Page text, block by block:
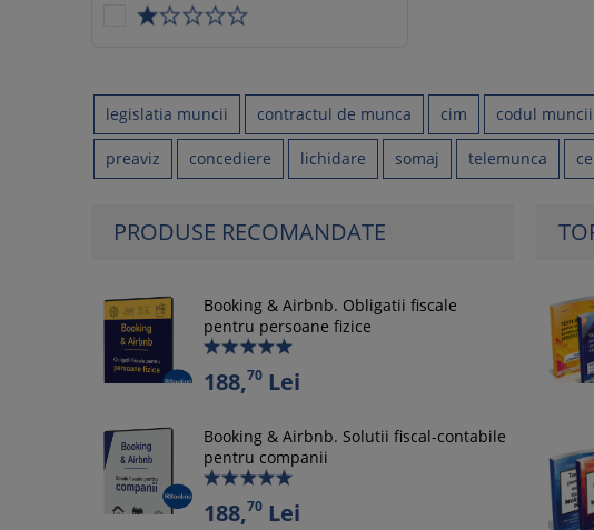
legislatia muncii contractul de munca cim codul muncii
preaviz concediere lichidare somaj telemunca
PRODUSE RECOMANDATE
Booking & Airbnb. Obligatii fiscale
pentru persoane fizice
188,70 Lei
Booking & Airbnb. Solutii fiscal-contabile
pentru companii
188,70 Lei